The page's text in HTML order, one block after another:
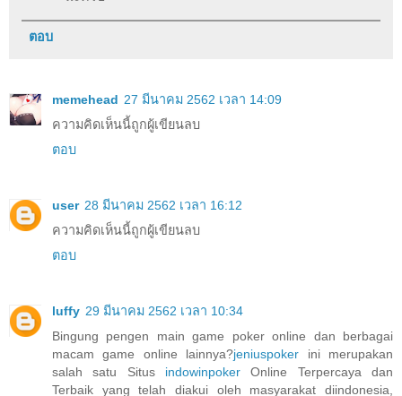
ตอบ
memehead 27 มีนาคม 2562 เวลา 14:09
ความคิดเห็นนี้ถูกผู้เขียนลบ
ตอบ
user 28 มีนาคม 2562 เวลา 16:12
ความคิดเห็นนี้ถูกผู้เขียนลบ
ตอบ
luffy 29 มีนาคม 2562 เวลา 10:34
Bingung pengen main game poker online dan berbagai
macam game online lainnya?jeniuspoker ini merupakan
salah satu Situs indowinpoker Online Terpercaya dan
Terbaik yang telah diakui oleh masyarakat diindonesia,